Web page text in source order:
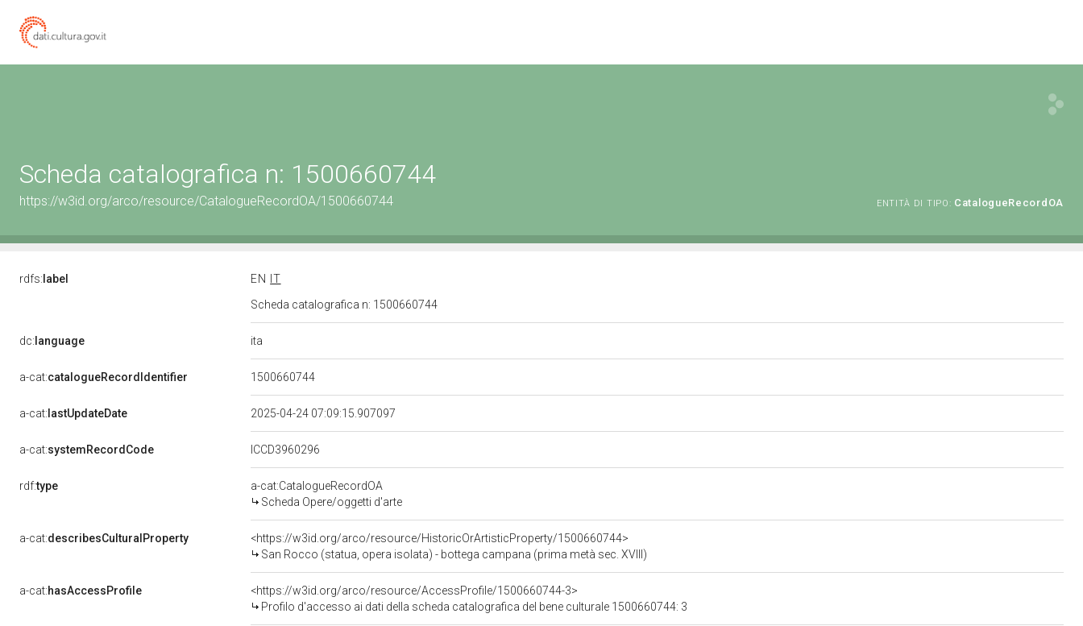
Scheda catalografica n: 1500660744
https://w3id.org/arco/resource/CatalogueRecordOA/1500660744 ENTITÀ DI TIPO: CatalogueRecordOA
rdfs: label EN
IT
Scheda catalografica n: 1500660744
dc: language ita
a-cat:catalogueRecordIdentifier 1500660744
a-cat: lastUpdateDate 2025-04-24 07:09:15.907097
a-cat:systemRecordCode ICCD3960296
rdf:type
a-cat:CatalogueRecordOA
Scheda Opere/oggetti d'arte
a-cat:describesCulturalProperty
<https://w3id.org/arco/resource/HistoricOrArtisticProperty/1500660744>
San Rocco (statua, opera isolata) - bottega campana (prima metà sec. XVIII)
a-cat:hasAccessProfile
<https://w3id.org/arco/resource/AccessProfile/1500660744-3>
Profilo d'accesso ai dati della scheda catalografica del bene culturale 1500660744: 3